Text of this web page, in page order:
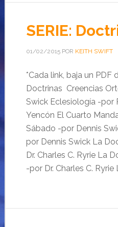
SERIE:
01/02/2015POR KEITH SWIFT
*Cada link, baja un PDF
Doctrinas Creencias
Swick Eclesiología -por
Yencón El Cuarto
Sábado -por Dennis
por Dennis Swick La
Dr. Charles C. Ryrie La
-por Dr. Charles C. Ryrie